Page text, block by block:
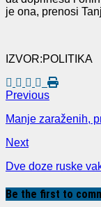
je ona, prenosi
IZVOR:POLITIKA
Previous
Manje zaraženih,
Next
Dve doze ruske
Be the first to